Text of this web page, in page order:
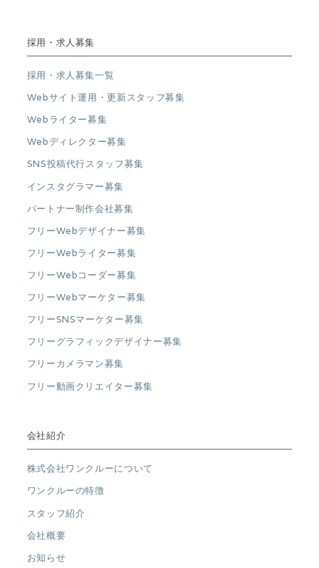
採用・求人募集
採用・求人募集一覧
Webサイト運用・更新スタッフ募集
Webライター募集
Webディレクター募集
SNS投稿代行スタッフ募集
インスタグラマー募集
パートナー制作会社募集
フリーWebデザイナー募集
フリーWebライター募集
フリーWebコーダー募集
フリーWebマーケター募集
フリーSNSマーケター募集
フリーグラフィックデザイナー募集
フリーカメラマン募集
フリー動画クリエイター募集
会社紹介
株式会社ワンクルーについて
ワンクルーの特徴
スタッフ紹介
会社概要
お知らせ